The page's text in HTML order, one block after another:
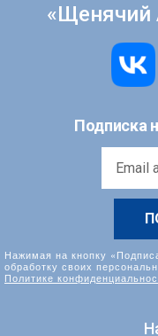
«Щенячий
Подписка
Нажимая на кнопку
обработку своих
Политике